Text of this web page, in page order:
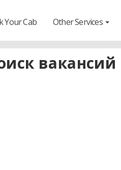
Your Cab Other Services
вакансий